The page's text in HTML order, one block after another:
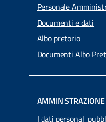
Personale
Documenti e dati
Albo pretorio
Documenti Albo
I dati personali